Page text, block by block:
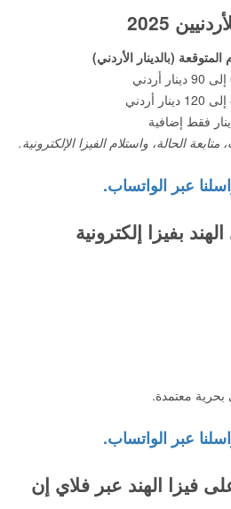
2025
(بالدينار الأردني)
الحالة، واستلام الفيزا الإلكترونية.
عبر الواتساب.
بفيزا إلكترونية
بحرية معتمدة.
عبر الواتساب.
فيزا الهند عبر فلاي إن